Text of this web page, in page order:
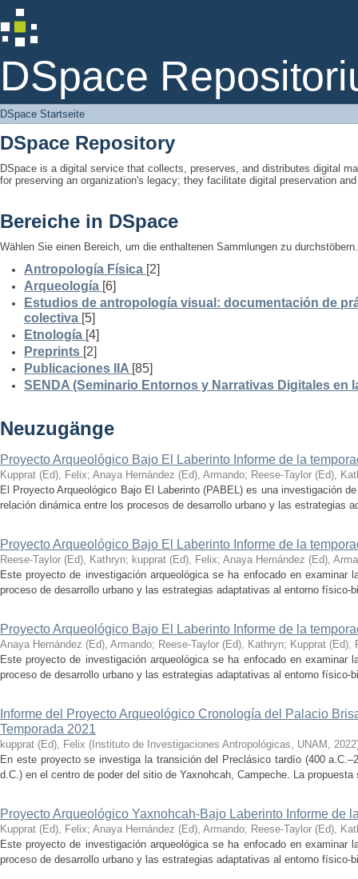
DSpace
DSpace Startseite
DSpace Startseite
DSpace Repository
DSpace is a digital service that collects, preserves, and distributes digital
for preserving an organization's legacy; they facilitate digital preservation
Bereiche in DSpace
Wählen Sie einen Bereich, um die enthaltenen Sammlungen zu durchstöbern.
Antropología Física [2]
Arqueología [6]
Estudios de antropología visual: documentación de
colectiva [5]
Etnología [4]
Preprints [2]
Publicaciones IIA [85]
SENDA (Seminario Entornos y Narrativas Digitales en
Neuzugänge
Proyecto Arqueológico Bajo El Laberinto Informe de la
Kupprat (Ed), Felix; Anaya Hernández (Ed), Armando; Reese-Taylor (Ed),
El Proyecto Arqueológico Bajo El Laberinto (PABEL) es una investigación
relación dinámica entre los procesos de desarrollo urbano y las estrategias
Proyecto Arqueológico Bajo El Laberinto Informe de la
Reese-Taylor (Ed), Kathryn; kupprat (Ed), Felix; Anaya Hernández (Ed),
Este proyecto de investigación arqueológica se ha enfocado en examinar
proceso de desarrollo urbano y las estrategias adaptativas al entorno físico-
Proyecto Arqueológico Bajo El Laberinto Informe de la
Anaya Hernández (Ed), Armando; Reese-Taylor (Ed), Kathryn; Kupprat (Ed),
Este proyecto de investigación arqueológica se ha enfocado en examinar
proceso de desarrollo urbano y las estrategias adaptativas al entorno físico-
Informe del Proyecto Arqueológico Cronología del Palacio
Temporada 2021
kupprat (Ed), Felix ( Instituto de Investigaciones Antropológicas, UNAM , 2022
En este proyecto se investiga la transición del Preclásico tardío (400
d.C.) en el centro de poder del sitio de Yaxnohcah, Campeche. La
Proyecto Arqueológico Yaxnohcah-Bajo Laberinto Informe de
Kupprat (Ed), Felix; Anaya Hernández (Ed), Armando; Reese-Taylor (Ed),
Este proyecto de investigación arqueológica se ha enfocado en examinar
proceso de desarrollo urbano y las estrategias adaptativas al entorno físico-